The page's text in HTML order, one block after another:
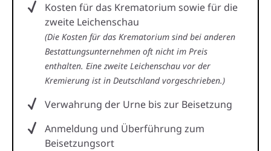
Kosten für das Krematorium sowie für die
zweite Leichenschau
(Die Kosten für das Krematorium sind bei anderen
Bestattungsunternehmen oft nicht im Preis
enthalten. Eine zweite Leichenschau vor der
Kremierung ist in Deutschland vorgeschrieben.)
Verwahrung der Urne bis zur Beisetzung
Anmeldung und Überführung zum
Beisetzungsort